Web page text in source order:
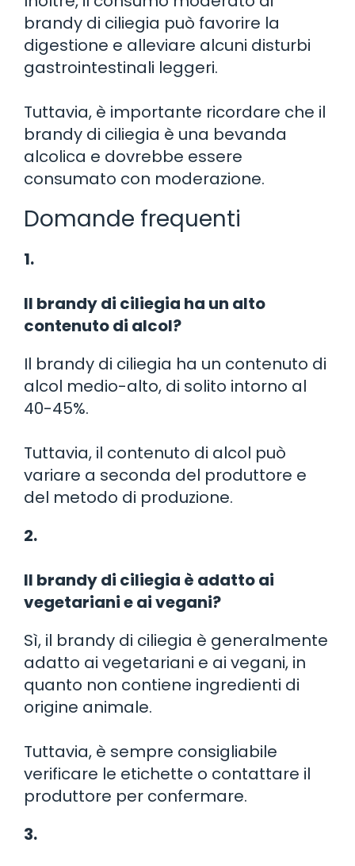
brandy di ciliegia può favorire la
digestione e alleviare alcuni disturbi
gastrointestinali leggeri.
Tuttavia, è importante ricordare che il
brandy di ciliegia è una bevanda
alcolica e dovrebbe essere
consumato con moderazione.
Domande frequenti
1.
Il brandy di ciliegia ha un alto
contenuto di alcol?
Il brandy di ciliegia ha un contenuto di
alcol medio-alto, di solito intorno al
40-45%.
Tuttavia, il contenuto di alcol può
variare a seconda del produttore e
del metodo di produzione.
2.
Il brandy di ciliegia è adatto ai
vegetariani e ai vegani?
Sì, il brandy di ciliegia è generalmente
adatto ai vegetariani e ai vegani, in
quanto non contiene ingredienti di
origine animale.
Tuttavia, è sempre consigliabile
verificare le etichette o contattare il
produttore per confermare.
3.